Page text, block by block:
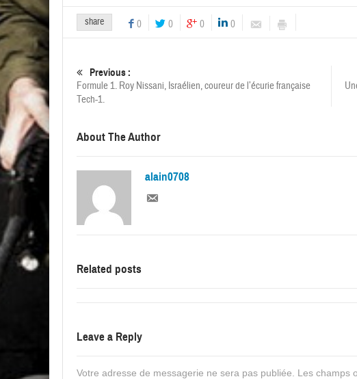
share 0 0 0 0
Previous :
Formule 1. Roy Nissani, Israélien, coureur de l’écurie française
Tech-1.
About The Author
alain0708
Related posts
Leave a Reply
Votre adresse de messagerie ne sera pas publiée. Les champs